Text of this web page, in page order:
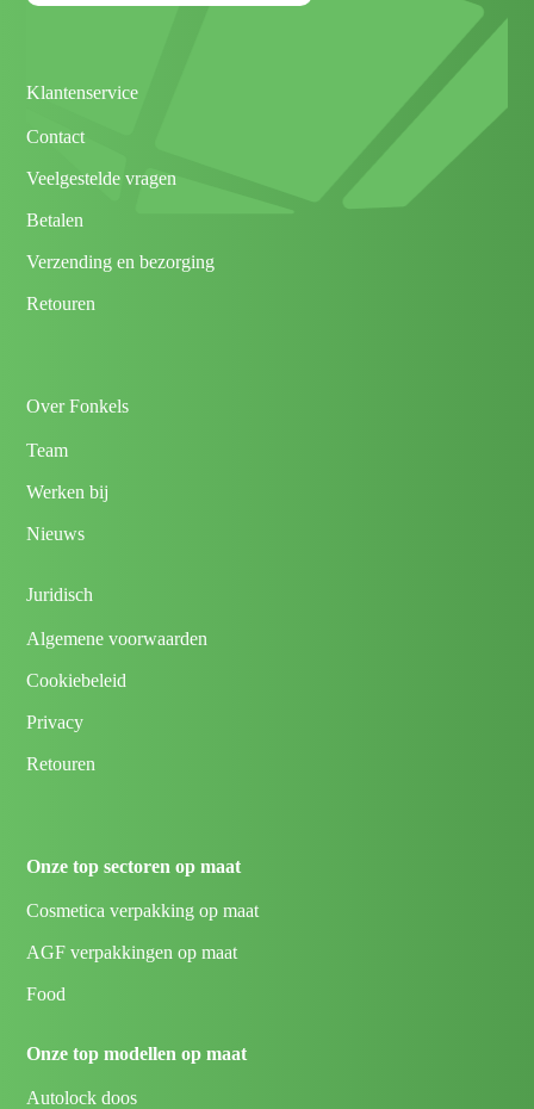
Klantenservice
Contact
Veelgestelde vragen
Betalen
Verzending en bezorging
Retouren
Over Fonkels
Team
Werken bij
Nieuws
Juridisch
Algemene voorwaarden
Cookiebeleid
Privacy
Retouren
Onze top sectoren op maat
Cosmetica verpakking op maat
AGF verpakkingen op maat
Food
Onze top modellen op maat
Autolock doos